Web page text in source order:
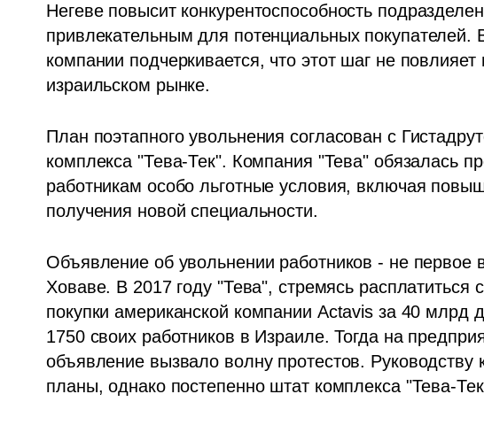
Негеве повысит конкурентоспособность
привлекательным для потенциальных
компании подчеркивается, что этот шаг не повлияет
израильском рынке.
План поэтапного увольнения согласован с
комплекса "Тева-Тек". Компания "Тева" обязалась
работникам особо льготные условия, включая
получения новой специальности.
Объявление об увольнении работников - не первое
Ховаве. В 2017 году "Тева", стремясь расплатиться
покупки американской компании Actavis за 40 млрд
1750 своих работников в Израиле. Тогда на
объявление вызвало волну протестов.
планы, однако постепенно штат комплекса "Тева-